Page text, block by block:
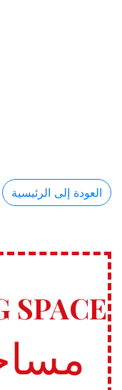
العودة إلى الرئيسية
SPACE